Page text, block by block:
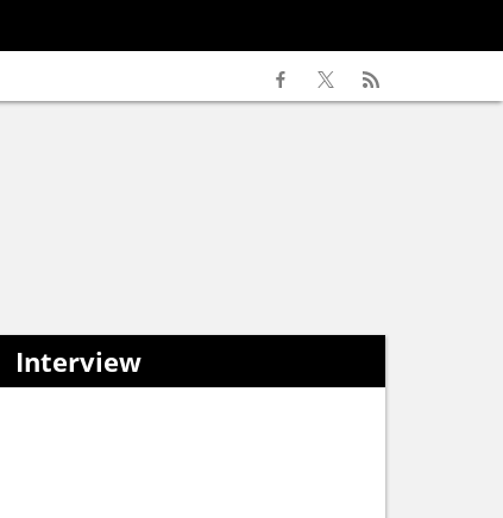
Interview